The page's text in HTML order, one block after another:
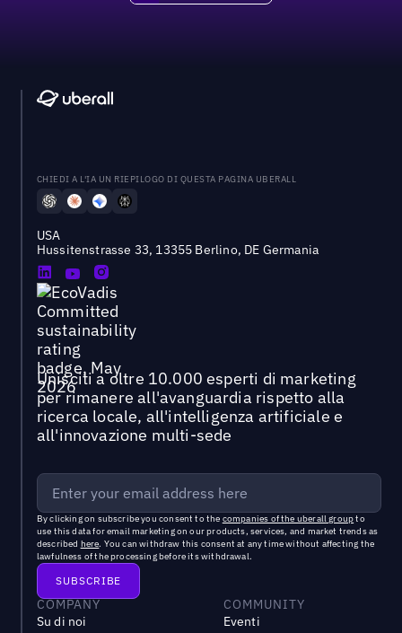
CHIEDI A L'IA UN RIEPILOGO DI QUESTA PAGINA UBERALL
USA
Hussitenstrasse 33, 13355 Berlino, DE Germania
Unisciti a oltre 10.000 esperti di marketing
per rimanere all'avanguardia rispetto alla
ricerca locale, all'intelligenza artificiale e
all'innovazione multi-sede
By clicking on subscribe you consent to the companies of the uberall groupto
use this data for email marketing on our products, services, and market trends as
described here. You can withdraw this consent at any time without affecting the
lawfulness of the processing before its withdrawal.
COMPANY
Su di noi
COMMUNITY
Eventi